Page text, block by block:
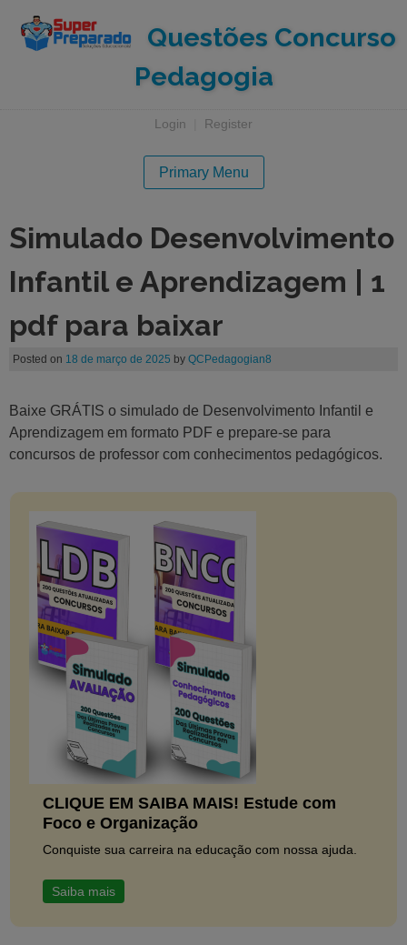
Questões Concurso
Pedagogia
Login Register
Primary Menu
Simulado Desenvolvimento
Infantil e Aprendizagem | 1
pdf para baixar
Posted on 18 de março de 2025 by QCPedagogian8
Baixe GRÁTIS o simulado de Desenvolvimento Infantil e
Aprendizagem em formato PDF e prepare-se para
concursos de professor com conhecimentos pedagógicos.
CLIQUE EM SAIBA MAIS! Estude com
Foco e Organização
Conquiste sua carreira na educação com nossa ajuda.
Saiba mais